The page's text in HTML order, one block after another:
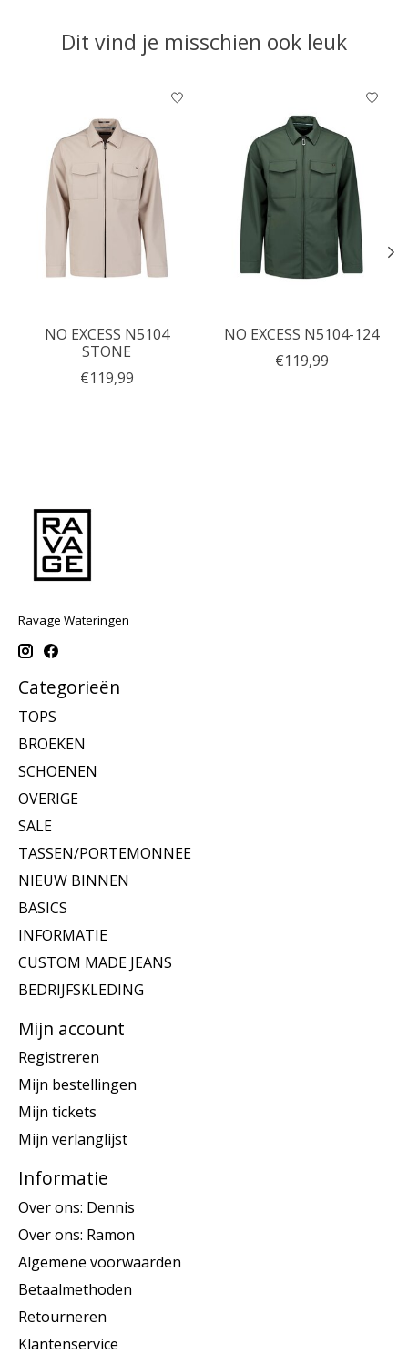
Dit vind je misschien ook leuk
Items van productcarrousel
NO EXCESS N5104
STONE
€119,99
NO EXCESS N5104-124
€119,99
Ravage Wateringen
Categorieën
TOPS
BROEKEN
SCHOENEN
OVERIGE
SALE
TASSEN/PORTEMONNEE
NIEUW BINNEN
BASICS
INFORMATIE
CUSTOM MADE JEANS
BEDRIJFSKLEDING
Mijn account
Registreren
Mijn bestellingen
Mijn tickets
Mijn verlanglijst
Informatie
Over ons: Dennis
Over ons: Ramon
Algemene voorwaarden
Betaalmethoden
Retourneren
Klantenservice